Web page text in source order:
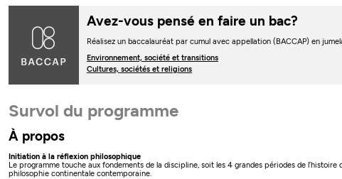
Avez-vous pensé en faire un bac?
Réalisez un baccalauréat par cumul avec appellation (BACCAP) en
Environnement, société et transitions
Cultures, sociétés et religions
Survol du programme
À propos
Initiation à la réflexion philosophique
Le programme touche aux fondements de la discipline, soit les 4 grandes périodes de
philosophie continentale contemporaine.